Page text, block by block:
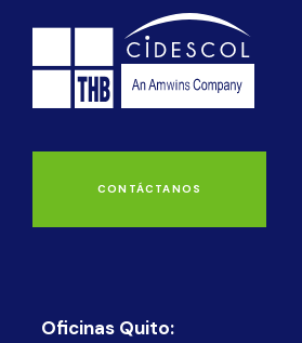
CONTÁCTANOS
Oficinas Quito: